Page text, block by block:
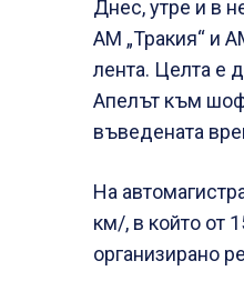
Днес, утре и в
АМ „Тракия“ и
лента. Целта е
Апелът към
въведената
На
км/, в който от
организирано